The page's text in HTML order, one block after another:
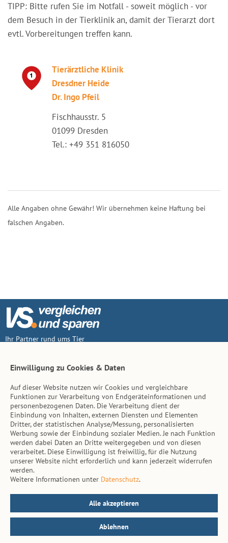
TIPP: Bitte rufen Sie im Notfall - soweit möglich - vor
dem Besuch in der Tierklinik an, damit der Tierarzt dort
evtl. Vorbereitungen treffen kann.
Tierärztliche Klinik
Dresdner Heide
Dr. Ingo Pfeil
Fischhausstr. 5
01099 Dresden
Tel.: +49 351 816050
Alle Angaben ohne Gewähr! Wir übernehmen keine Haftung bei
falschen Angaben.
Ihr Partner rund ums Tier
Inhalt
Tierarzt-Suche
Hinweise
AGB
Impressum
Datenschutz
Kontakt
© vs. vergleichen-und-sparen.de 2026
Einwilligung zu Cookies & Daten
Auf dieser Website nutzen wir Cookies und vergleichbare
Funktionen zur Verarbeitung von Endgeräteinformationen und
personenbezogenen Daten. Die Verarbeitung dient der
Einbindung von Inhalten, externen Diensten und Elementen
Dritter, der statistischen Analyse/Messung, personalisierten
Werbung sowie der Einbindung sozialer Medien. Je nach Funktion
werden dabei Daten an Dritte weitergegeben und von diesen
verarbeitet. Diese Einwilligung ist freiwillig, für die Nutzung
unserer Website nicht erforderlich und kann jederzeit widerrufen
werden.
Weitere Informationen unter Datenschutz.
Alle akzeptieren
Ablehnen